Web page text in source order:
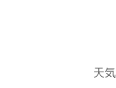
天気